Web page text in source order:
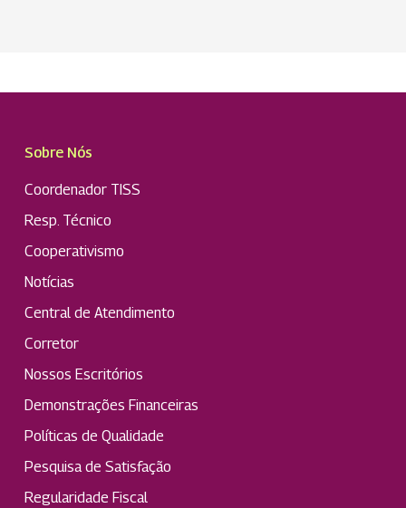
Sobre Nós
Coordenador TISS
Resp. Técnico
Cooperativismo
Notícias
Central de Atendimento
Corretor
Nossos Escritórios
Demonstrações Financeiras
Políticas de Qualidade
Pesquisa de Satisfação
Regularidade Fiscal